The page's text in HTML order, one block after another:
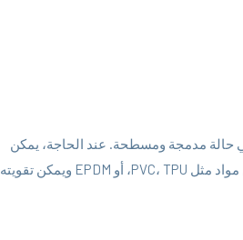
في حالة مدمجة ومسطحة. عند الحاجة، يمكن
فردها واستخدامها لنقل السوائل، مثل الماء أو السوائل الأخرى. الخرطوم مصنوع من مواد مثل PVC، TPU، أو EPDM ويمكن تقويته